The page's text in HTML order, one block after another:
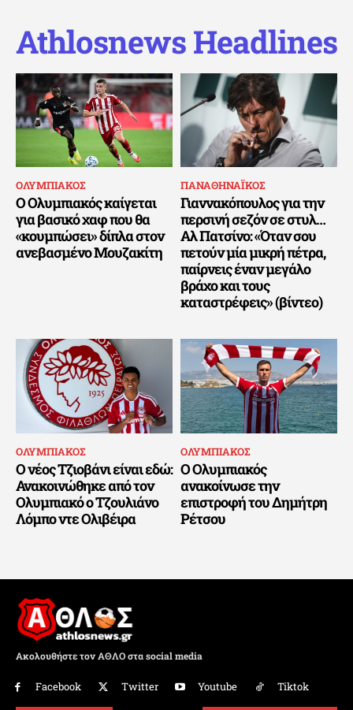
Athlosnews Headlines
ΟΛΥΜΠΙΑΚΟΣ
Ο Ολυμπιακός καίγεται
για βασικό χαφ που θα
«κουμπώσει» δίπλα στον
ανεβασμένο Μουζακίτη
ΠΑΝΑΘΗΝΑΪΚΟΣ
Γιαννακόπουλος για την
περσινή σεζόν σε στυλ…
Αλ Πατσίνο: «Όταν σου
πετούν μία μικρή πέτρα,
παίρνεις έναν μεγάλο
βράχο και τους
καταστρέφεις» (βίντεο)
ΟΛΥΜΠΙΑΚΟΣ
Ο νέος Τζιοβάνι είναι εδώ:
Ανακοινώθηκε από τον
Ολυμπιακό ο Τζουλιάνο
Λόμπο ντε Ολιβέιρα
ΟΛΥΜΠΙΑΚΟΣ
Ο Ολυμπιακός
ανακοίνωσε την
επιστροφή του Δημήτρη
Ρέτσου
Ακολουθήστε τον ΑΘΛΟ στα social media
Facebook Twitter Youtube Tiktok